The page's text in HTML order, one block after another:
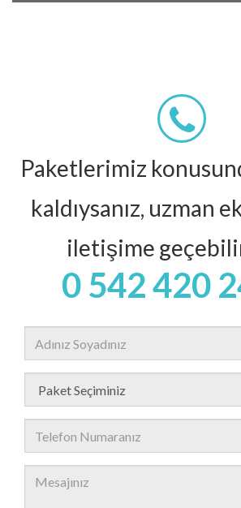
Paketlerimiz
kaldıysanız, uzman
iletişime
0 542 420
Adınız
Soyadınız
Telefon
Numaranız
Mesajınız